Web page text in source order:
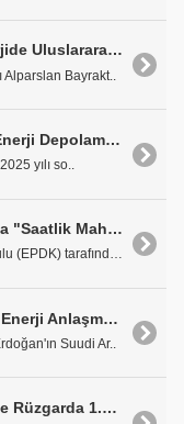
Türkiye Yenilenebilir Enerjide Uluslararası Yatırımlarla Yeni Bir Faza Geçiyor
Bayrakt..
GENSED Şebeke Ölçekli Enerji Depolama Eğitimi Düzenleyecek
yılı so..
Temiz Enerji Yatırımcısında "Saatlik Mahsuplaşma" Tedirginliği
Enerji Piyasası Düzenleme Kurulu (EPDK) tarafından..
Suudi Arabistan ile Tarihi Enerji Anlaşması
Suudi Ar..
Enerjisa Üretim, Türkiye'de Rüzgarda 1.000 MW'a Ulaşan İlk Şirket Oldu